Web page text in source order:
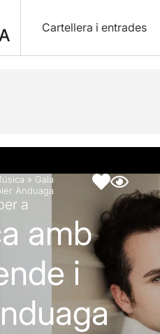
Cartellera i entrades
» Gala
Anduaga
a
amb
i